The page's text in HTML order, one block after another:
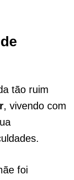
tão ruim
, vivendo com
foi